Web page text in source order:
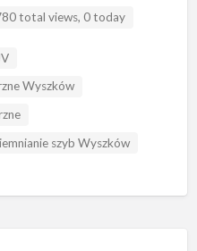
total views, 0 today
Wyszków
szyb Wyszków